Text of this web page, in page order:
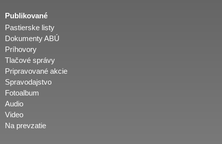
Publikované
Pastierske listy
Dokumenty ABÚ
Príhovory
Tlačové správy
Pripravované akcie
Spravodajstvo
Fotoalbum
Audio
Video
Na prevzatie